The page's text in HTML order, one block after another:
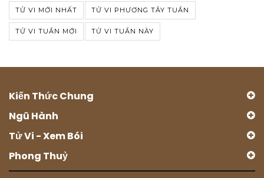
TỬ VI MỚI NHẤT TỬ VI PHƯƠNG TÂY TUẦN
TỬ VI TUẦN MỚI TỬ VI TUẦN NÀY
Kiến Thức Chung
Ngũ Hành
Tử Vi - Xem Bói
Phong Thuỷ